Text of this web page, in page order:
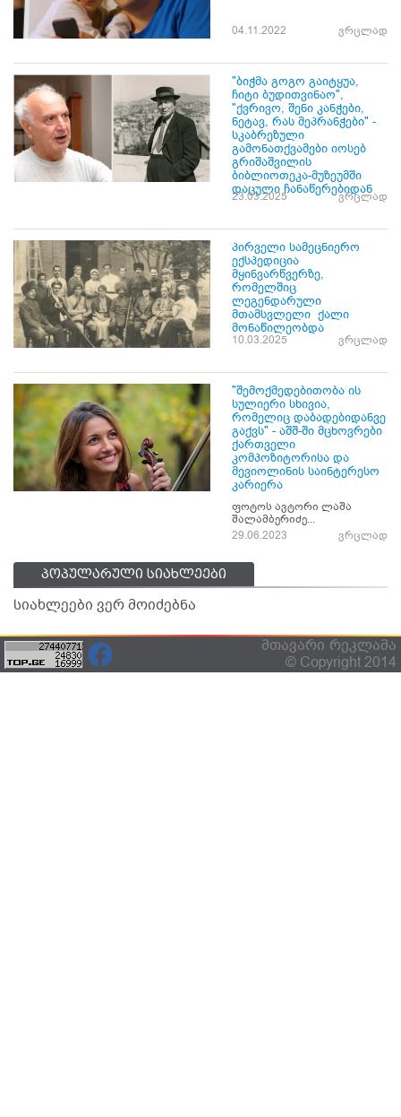
04.11.2022 ვრცლად
"ბიჭმა გოგო გაიტყუა,
ჩიტი ბუდითვინაო",
"ქვრივო, შენი კანჭები,
ნეტავ, რას მეპრანჭები" -
სკაბრეზული
გამონათქვამები იოსებ
გრიშაშვილის
ბიბლიოთეკა-მუზეუმში
დაცული ჩანაწერებიდან
23.03.2025 ვრცლად
პირველი სამეცნიერო
ექსპედიცია
მყინვარწვერზე,
რომელშიც
ლეგენდარული
მთამსვლელი ქალი
მონაწილეობდა
10.03.2025 ვრცლად
"შემოქმედებითობა ის
სულიერი სხივია,
რომელიც დაბადებიდანვე
გაქვს" - აშშ-ში მცხოვრები
ქართველი
კომპოზიტორისა და
მევიოლინის საინტერესო
კარიერა
ფოტოს ავტორი ლაშა
შალამბერიძე...
29.06.2023
ვრცლად
პოპულარული სიახლეები
სიახლეები ვერ მოიძებნა
მთავარი რეკლამა
© Copyright 2014